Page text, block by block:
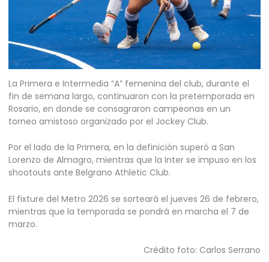
La Primera e Intermedia “A” femenina del club, durante el
fin de semana largo, continuaron con la pretemporada en
Rosario, en donde se consagraron campeonas en un
torneo amistoso organizado por el Jockey Club.
Por el lado de la Primera, en la definición superó a San
Lorenzo de Almagro, mientras que la Inter se impuso en los
shootouts ante Belgrano Athletic Club.
El fixture del Metro 2026 se sorteará el jueves 26 de febrero,
mientras que la temporada se pondrá en marcha el 7 de
marzo.
Crédito foto: Carlos Serrano